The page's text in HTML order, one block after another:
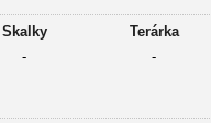
Skalky
Terárka
- -